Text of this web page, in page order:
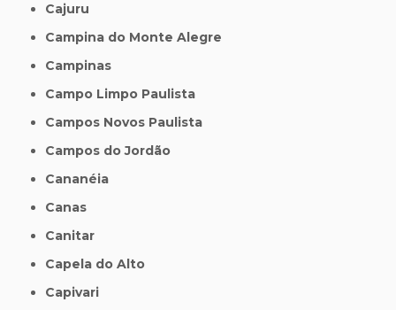
Cajuru
Campina do Monte Alegre
Campinas
Campo Limpo Paulista
Campos Novos Paulista
Campos do Jordão
Cananéia
Canas
Canitar
Capela do Alto
Capivari